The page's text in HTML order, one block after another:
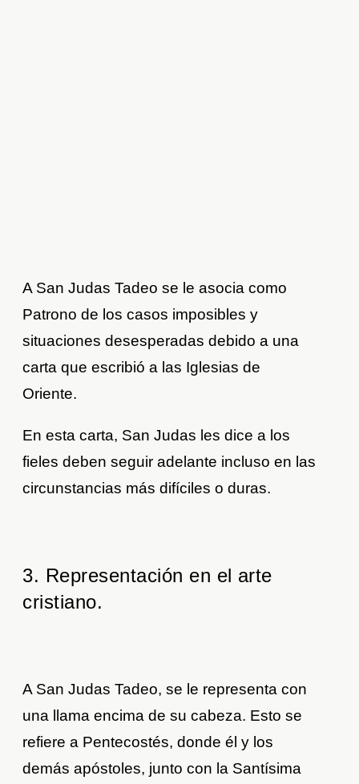
A San Judas Tadeo se le asocia como
Patrono de los casos imposibles y
situaciones desesperadas debido a una
carta que escribió a las Iglesias de
Oriente.
En esta carta, San Judas les dice a los
fieles deben seguir adelante incluso en las
circunstancias más difíciles o duras.
3. Representación en el arte
cristiano.
A San Judas Tadeo, se le representa con
una llama encima de su cabeza. Esto se
refiere a Pentecostés, donde él y los
demás apóstoles, junto con la Santísima